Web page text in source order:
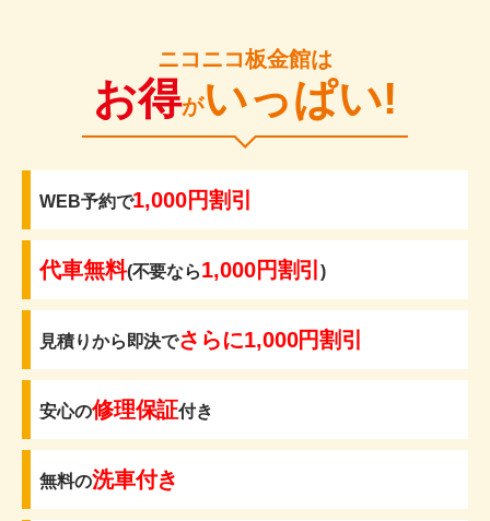
ニコニコ板金館は
お得がいっぱい!
WEB予約で1,000円割引
代車無料(不要なら1,000円割引)
見積りから即決でさらに1,000円割引
安心の修理保証付き
無料の洗車付き